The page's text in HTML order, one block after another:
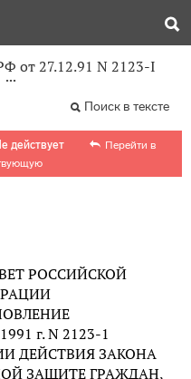
от 27.12.91 N 2123-I
Поиск в тексте
действует
Перейти в
РОССИЙСКОЙ
г. N 2123-1
ДЕЙСТВИЯ ЗАКОНА
ЗАЩИТЕ ГРАЖДАН,